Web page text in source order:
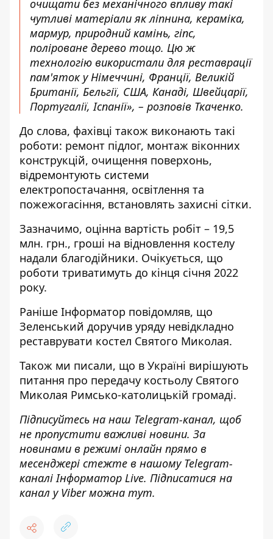
очищати без механічного впливу такі
чутливі матеріали як ліпнина, кераміка,
мармур, природний камінь, гіпс,
поліроване дерево тощо. Цю ж
технологію використали для реставрації
пам'яток у Німеччині, Франції, Великій
Британії, Бельгії, США, Канаді, Швейцарії,
Португалії, Іспанії», – розповів Ткаченко.
До слова, фахівці також виконають такі
роботи: ремонт підлог, монтаж віконних
конструкцій, очищення поверхонь,
відремонтують системи
електропостачання, освітлення та
пожежогасіння, встановлять захисні сітки.
Зазначимо, оцінна вартість робіт – 19,5
млн. грн., гроші на відновлення костелу
надали благодійники. Очікується, що
роботи триватимуть до кінця січня 2022
року.
Раніше Інформатор повідомляв, що
Зеленський доручив уряду невідкладно
реставрувати костел Святого Миколая.
Також ми писали, що в Україні вирішують
питання про передачу костьолу Святого
Миколая Римсько-католицькій громаді.
Підписуйтесь на наш Telegram-канал, щоб
не пропустити важливі новини. За
новинами в режимі онлайн прямо в
месенджері стежте в нашому Telegram-
каналі Інформатор Live. Підписатися на
канал у Viber можна тут.